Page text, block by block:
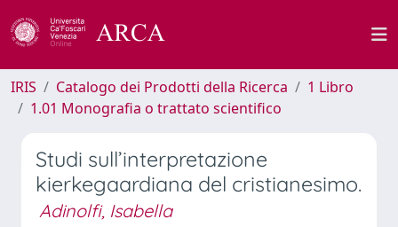
IRIS Catalogo dei Prodotti della Ricerca
1 Libro
1.01 Monografia o trattato scientifico
Studi sull’interpretazione
kierkegaardiana del cristianesimo.
Adinolfi, Isabella